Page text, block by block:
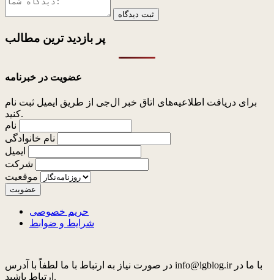
ثبت دیدگاه
پر بازدید ترین مطالب
عضویت در خبرنامه
برای دریافت اطلاعیه‌های اتاق خبر ال‌جی از طریق ایمیل ثبت نام
کنید.
نام
نام خانوادگی
ایمیل
شرکت
موقعیت
حریم خصوصی
شرایط و ضوابط
در صورت نیاز به ارتباط با ما لطفاً با آدرس info@lgblog.ir با ما در
ارتباط باشید.